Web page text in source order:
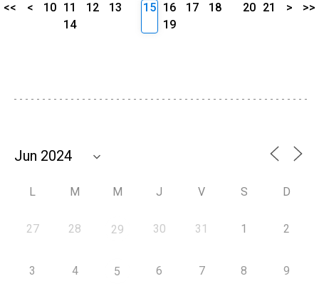
<< < 10 11 12
13
14
15 16 17
18
19
20 21 > >>
L M M J V S D
27 28 29 30 31 1 2
3 4 5 6 7 8 9